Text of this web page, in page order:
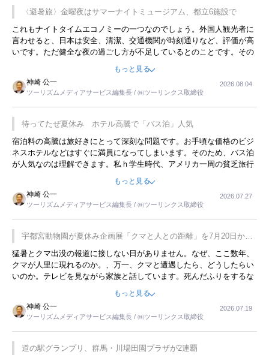
〈避暑旅〉金曜夜はサマーナイトミュージアム、都立6施設で
これもナイトタイムエコノミーの一つなのでしょう。外国人観光者に
言わせると、日本は安全、清潔、交通機関が時刻通りなど、評価が高
いです。ただ健全な夜の過ごし方が不足しているとのことです。その
ような意味で、金曜夜にこのようなイベントが行われれば、日本人に
限らず外国人にとっても楽しみが増えるでしょうね。
もっと見る
神崎 公一
ツーリズムメディアサービス編集長 / ㈱ツーリンクス取締役
2026.08.04
待ってたぜ夏休み ホテル高騰で「バス泊」人気
宿泊料の高騰は旅好きにとって深刻な問題です。お手頃な価格のビジ
ネスホテルなどはすぐに満員になってしまいます。そのため、バス泊
が人気なのは理解できます。私ｈ学生時代、アメリカ一周の貧乏旅行
をした時は、移動はグレイハウンドバスでした。夕方から夜の便を利
用してホテル代を浮かせていました。ただし、若いからできたことで
す。若い人が夜行バスで京都に行った、青森に行ったと聞くと、疲れ
が残らないのかなと思ってしまいます。
もっと見る
神崎 公一
ツーリズムメディアサービス編集長 / ㈱ツーリンクス取締役
2026.07.27
宇都宮動物園が夏休み企画展「クマと人との距離」を7月20日から
開催
猛暑とクマ出没の報道に接しない日がありません。なぜ、ここ数年、
クマが人里に現れるのか。、万一、クマと遭遇したら、どうしたらい
いのか。テレビを見ながら家族と話しています。死んだふりをするな
んてことは、冗談でもいえません。そんな中で、この企画展はタイム
もっと見る
神崎 公一
ツーリズムメディアサービス編集長 / ㈱ツーリンクス取締役
2026.07.19
道の駅グランプリ、群馬・川場田園プラザが2連覇